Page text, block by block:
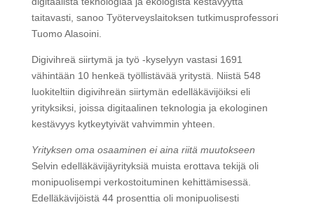
taitavasti, sanoo Työterveyslaitoksen tutkimusprofessori
Tuomo Alasoini.
Digivihreä siirtymä ja työ -kyselyyn vastasi 1691
vähintään 10 henkeä työllistävää yritystä. Niistä 548
luokiteltiin digivihreän siirtymän edelläkävijöiksi eli
yrityksiksi, joissa digitaalinen teknologia ja ekologinen
kestävyys kytkeytyivät vahvimmin yhteen.
Yrityksen oma osaaminen ei aina riitä muutokseen
Selvin edelläkävijäyrityksiä muista erottava tekijä oli
monipuolisempi verkostoituminen kehittämisessä.
Edelläkävijöistä 44 prosenttia oli monipuolisesti